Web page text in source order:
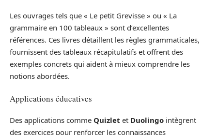
Les ouvrages tels que « Le petit Grevisse » ou « La
grammaire en 100 tableaux » sont d’excellentes
références. Ces livres détaillent les règles grammaticales,
fournissent des tableaux récapitulatifs et offrent des
exemples concrets qui aident à mieux comprendre les
notions abordées.
Applications éducatives
Des applications comme Quizlet et Duolingo intègrent
des exercices pour renforcer les connaissances